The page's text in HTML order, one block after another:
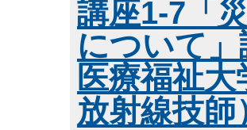
講座1-7「
について
医療福祉
放射線技